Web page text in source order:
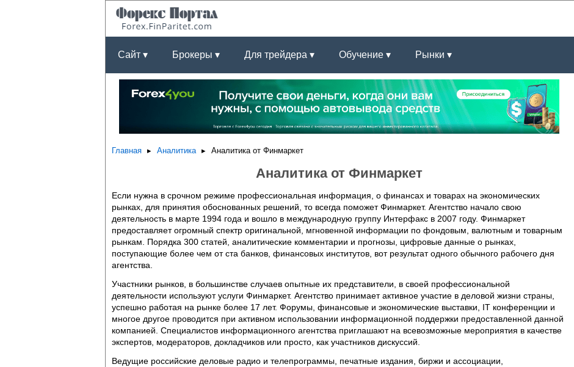
Сайт ▾ Брокеры ▾ Для трейдера ▾ Обучение ▾ Рынки ▾
Главная Аналитика Аналитика от Финмаркет
Аналитика от Финмаркет
Если нужна в срочном режиме профессиональная информация, о финансах и товарах на экономических
рынках, для принятия обоснованных решений, то всегда поможет Финмаркет. Агентство начало свою
деятельность в марте 1994 года и вошло в международную группу Интерфакс в 2007 году. Финмаркет
предоставляет огромный спектр оригинальной, мгновенной информации по фондовым, валютным и товарным
рынкам. Порядка 300 статей, аналитические комментарии и прогнозы, цифровые данные о рынках,
поступающие более чем от ста банков, финансовых институтов, вот результат одного обычного рабочего дня
агентства.
Участники рынков, в большинстве случаев опытные их представители, в своей профессиональной
деятельности используют услуги Финмаркет. Агентство принимает активное участие в деловой жизни страны,
успешно работая на рынке более 17 лет. Форумы, финансовые и экономические выставки, IT конференции и
многое другое проводится при активном использовании информационной поддержки предоставленной данной
компанией. Специалистов информационного агентства приглашают на всевозможные мероприятия в качестве
экспертов, модераторов, докладчиков или просто, как участников дискуссий.
Ведущие российские деловые радио и телепрограммы, печатные издания, биржи и ассоциации,